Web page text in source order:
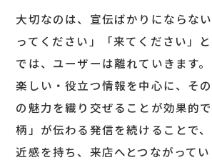
大切なのは、宣伝ばかりにならな
ってください」「来てください」
では、ユーザーは離れていきます
楽しい・役立つ情報を中心に、そ
の魅力を織り交ぜることが効果的
柄」が伝わる発信を続けることで
近感を持ち、来店へとつながってい